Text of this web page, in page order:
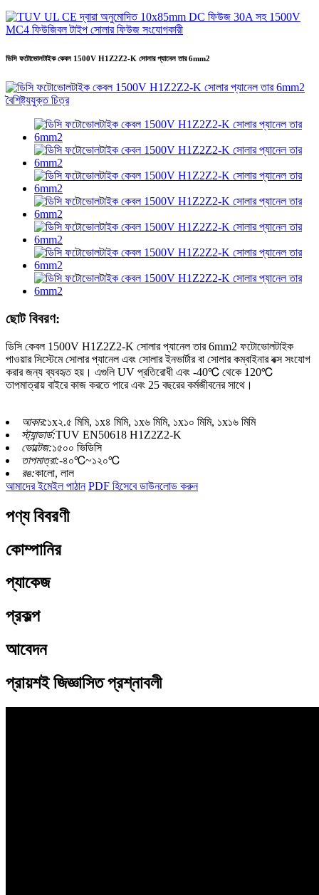
ডিসি ফটোভোলটাইক কেবল 1500V H1Z2Z2-K সোলার প্যানেল তার 6mm2
ছোট বিবরণ:
ডিসি কেবল 1500V H1Z2Z2-K সোলার প্যানেল তার 6mm2 ফটোভোলটাইক
পাওয়ার সিস্টেমে সোলার প্যানেল এবং সোলার ইনভার্টার বা সোলার কম্বাইনার বক্স সংযোগ
করার জন্য ব্যবহৃত হয়। এগুলি UV প্রতিরোধী এবং -40℃ থেকে 120℃
তাপমাত্রায় বাইরে কাজ করতে পারে এবং 25 বছরের কর্মজীবনের সাথে।
আকার:১x২.৫ মিমি, ১x৪ মিমি, ১x৬ মিমি, ১x১০ মিমি, ১x১৬ মিমি
স্ট্যান্ডার্ড:TUV EN50618 H1Z2Z2-K
ভোল্টেজ:১৫০০ ভিডিসি
তাপমাত্রা:-৪০℃~১২০℃
রঙ:কালো, লাল
আমাদের ইমেইল পাঠান PDF হিসেবে ডাউনলোড করুন
পণ্য বিবরণী
কোম্পানির
প্যাকেজ
প্রকল্প
আবেদন
প্রায়শই জিজ্ঞাসিত প্রশ্নাবলী